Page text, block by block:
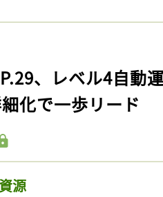
、レベル4自動
化で一歩リード
源